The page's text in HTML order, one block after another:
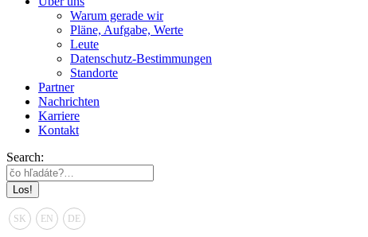
Warum gerade wir
Pläne, Aufgabe, Werte
Leute
Datenschutz-Bestimmungen
Standorte
Partner
Nachrichten
Karriere
Kontakt
Search:
SK EN DE